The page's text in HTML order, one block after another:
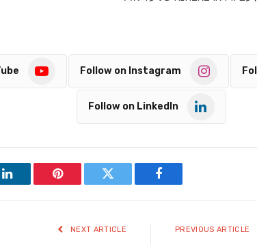
Follow on Instagram
Follow on LinkedIn
Facebook
Twitter
Pinterest
NEXT ARTICLE